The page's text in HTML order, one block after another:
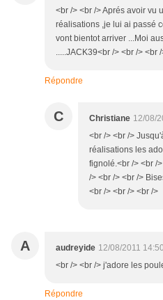
<br /> <br /> Aprés avoir vu
réalisations ,je lui ai passé
vont bientot arriver ...Moi
.....JACK39<br /> <br /> <br
Répondre
C Christiane 12/08/
<br /> <br />
réalisations les
fignolé.<br /> <br /
/> <br /> <br />
<br /> <br /> <br />
A audreyide 12/08/2011 14:50
<br /> <br /> j'adore les
Répondre